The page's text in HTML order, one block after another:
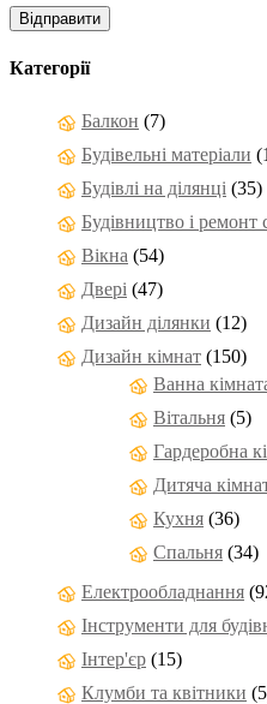
Категорії
Балкон (7)
Будівельні матеріали
Будівлі на ділянці (35)
Будівництво і ремонт
Вікна (54)
Двері (47)
Дизайн ділянки (12)
Дизайн кімнат (150)
Ванна
Вітальня (5)
Гардеробна
Дитяча
Кухня (36)
Спальня (34)
Електрообладнання
Інструменти для
Інтер'єр (15)
Клумби та квітники